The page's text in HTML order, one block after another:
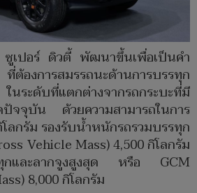
ซูเปอร์ ดิวตี้ พัฒนาขึ้นเพื่อเป็นคำ
องการสมรรถนะด้านการบรรทุก
ะดับที่แตกต่างจากรถกระบะที่มี
ปัจจุบัน ด้วยความสามารถในการ
ลกรัม รองรับน้ำหนักรถรวมบรรทุก
Vehicle Mass) 4,500 กิโลกรัม
ทุกและลากจูงสูงสุด หรือ GCM
8,000 กิโลกรัม